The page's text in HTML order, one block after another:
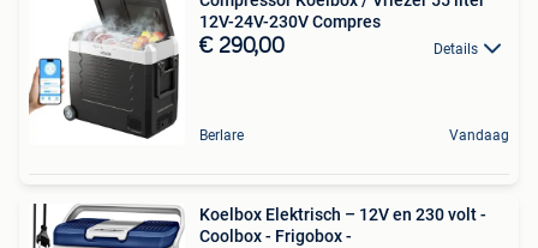
12V-24V-230V Compres
€ 290,00 Details
Berlare Vandaag
Koelbox Elektrisch – 12V en 230 volt -
Coolbox - Frigobox -